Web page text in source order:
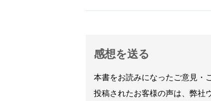
感想を送る
本書をお読みになったご意見・
投稿されたお客様の声は、弊社